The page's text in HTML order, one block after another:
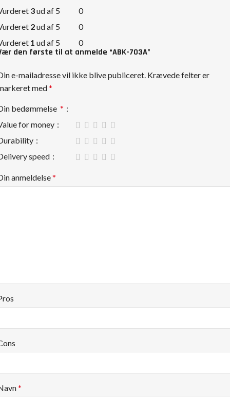
3ud af 5
0
2ud af 5
0
1 ud af 5 0
den første til at anmelde “ABK-703A”
e-mailadresse vil ikke blive publiceret. Krævede felter er
med*
bedømmelse *
for money
speed
anmeldelse*
*